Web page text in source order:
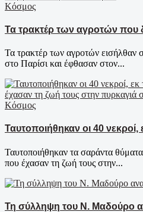
Κόσμος
Τα τρακτέρ των αγροτών που
Τα τρακτέρ των αγροτών εισήλθαν
στο Παρίσι και έφθασαν στον...
Κόσμος
Ταυτοποιήθηκαν οι 40
Ταυτοποιήθηκαν τα σαράντα
που έχασαν τη ζωή τους στην...
Τη σύλληψη του Ν. Μαδούρο